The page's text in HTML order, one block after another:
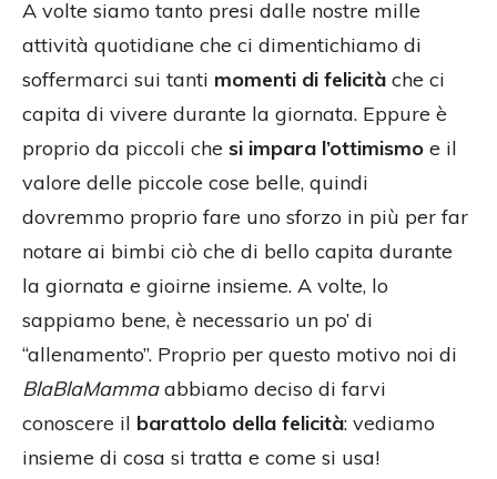
A volte siamo tanto presi dalle nostre mille
attività quotidiane che ci dimentichiamo di
soffermarci sui tanti momenti di felicità che ci
capita di vivere durante la giornata. Eppure è
proprio da piccoli che si impara l’ottimismo e il
valore delle piccole cose belle, quindi
dovremmo proprio fare uno sforzo in più per far
notare ai bimbi ciò che di bello capita durante
la giornata e gioirne insieme. A volte, lo
sappiamo bene, è necessario un po’ di
“allenamento”. Proprio per questo motivo noi di
BlaBlaMammaabbiamo deciso di farvi
conoscere il barattolo della felicità: vediamo
insieme di cosa si tratta e come si usa!